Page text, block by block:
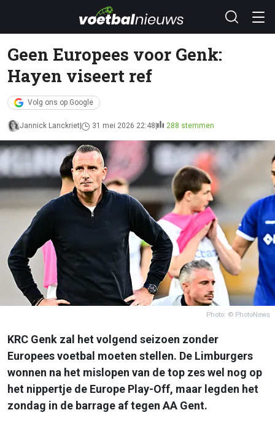
Geen Europees voor Genk:
Hayen viseert ref
Volg ons op Google
Jannick Lanckriet 31 mei 2026 22:48 288 stemmen
Photo: © PhotoNews
KRC Genk zal het volgend seizoen zonder
Europees voetbal moeten stellen. De Limburgers
wonnen na het mislopen van de top zes wel nog op
het nippertje de Europe Play-Off, maar legden het
zondag in de barrage af tegen AA Gent.